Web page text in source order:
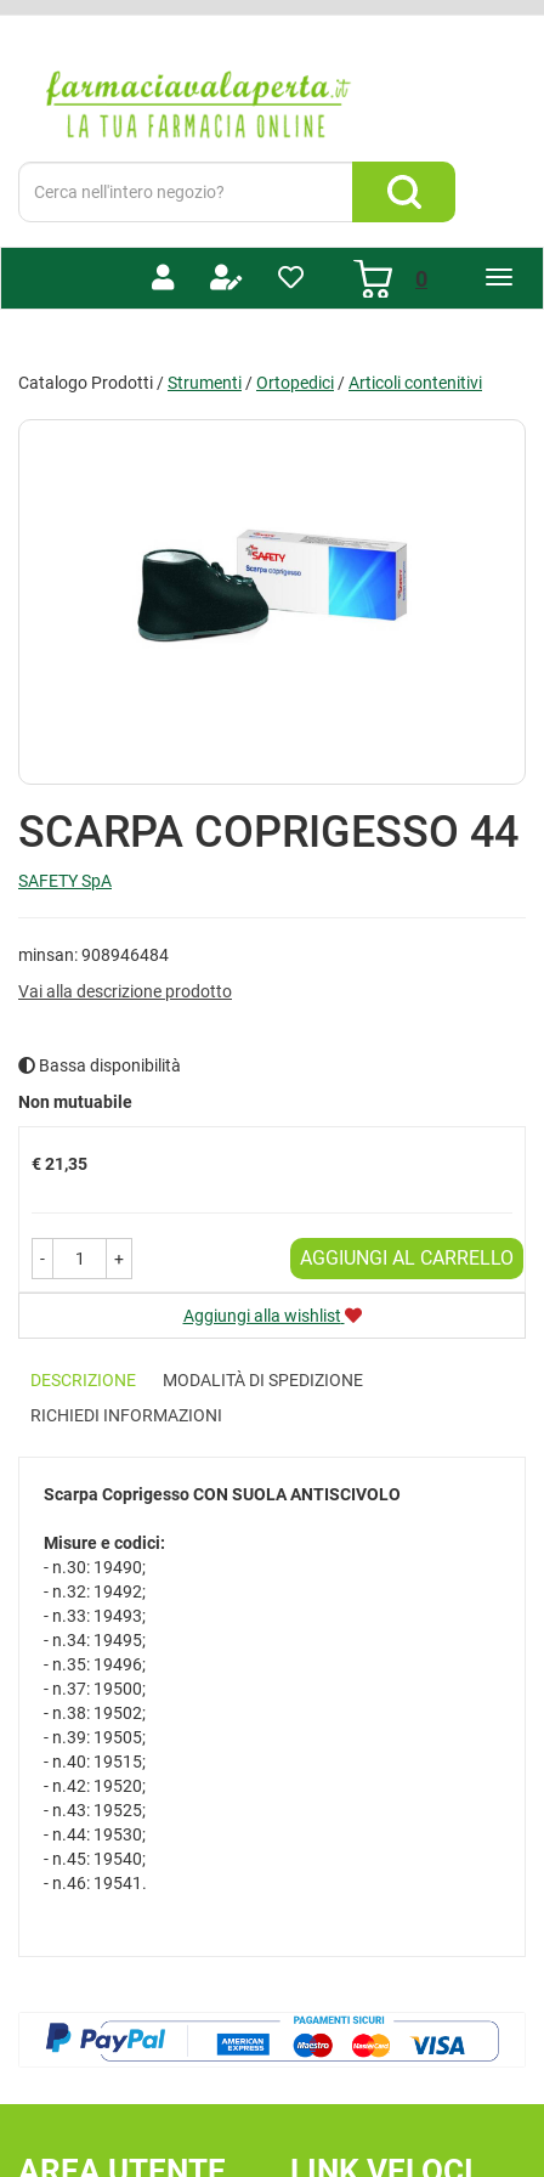
principale
Valaperta
Cerca
Prodotto
Cerca Prodotto
0prodotti
Catalogo Prodotti /Strumenti /Ortopedici /Articoli contenitivi
SCARPA COPRIGESSO 44
SAFETY SpA
minsan: 908946484
Vai alla descrizione prodotto
Bassa disponibilità
Non mutuabile
Prezzo
€ 21,35
- + AGGIUNGI AL CARRELLO
Aggiungi alla wishlist
DESCRIZIONE
MODALITÀ DI SPEDIZIONE
RICHIEDI INFORMAZIONI
Scarpa CoprigessoCON SUOLA ANTISCIVOLO
Misure e codici:
- n.30: 19490;
- n.32: 19492;
- n.33: 19493;
- n.34: 19495;
- n.35: 19496;
- n.37: 19500;
- n.38: 19502;
- n.39: 19505;
- n.40: 19515;
- n.42: 19520;
- n.43: 19525;
- n.44: 19530;
- n.45: 19540;
- n.46: 19541.